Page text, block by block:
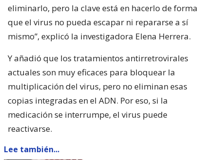
eliminarlo, pero la clave está en hacerlo de forma
que el virus no pueda escapar ni repararse a sí
mismo”, explicó la investigadora Elena Herrera.
Y añadió que los tratamientos antirretrovirales
actuales son muy eficaces para bloquear la
multiplicación del virus, pero no eliminan esas
copias integradas en el ADN. Por eso, si la
medicación se interrumpe, el virus puede
reactivarse.
Lee también...